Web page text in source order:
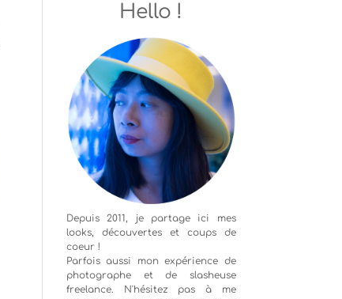
Hello !
Depuis 2011, je partage ici mes
looks, découvertes et coups de
coeur !
Parfois aussi mon expérience de
photographeet de slasheuse
freelance. N'hésitez pas à me